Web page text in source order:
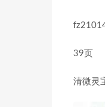
39页
清微灵